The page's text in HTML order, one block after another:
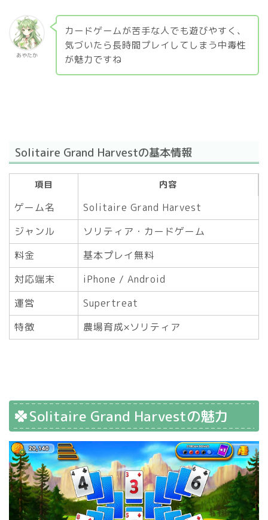
あやたか
カードゲームが苦手な人でも遊びやすく、
気づいたら長時間プレイしてしまう中毒性
が魅力ですね
Solitaire Grand Harvestの基本情報
項目 内容
ゲーム名
Solitaire Grand Harvest
ジャンル
ソリティア・カードゲーム
料金
基本プレイ無料
対応端末
iPhone / Android
運営
Supertreat
特徴
農場育成×ソリティア
Solitaire Grand Harvestの魅力